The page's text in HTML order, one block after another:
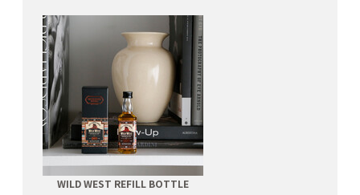
WILD WEST REFILL BOTTLE